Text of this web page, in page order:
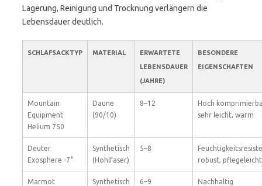
Lagerung, Reinigung und Trocknung verlängern die
Lebensdauer deutlich.
SCHLAFSACKTYP MATERIAL
ERWARTETE
LEBENSDAUER
(JAHRE)
BESONDERE
EIGENSCHAFTEN
Mountain
Equipment
Helium 750
Daune
(90/10)
8–12
Hoch
sehr leicht, warm
Deuter
Exosphere -7°
Synthetisch
(Hohlfaser)
5–8
robust, pflegeleicht
Marmot
Synthetisch
6–9
Nachhaltig